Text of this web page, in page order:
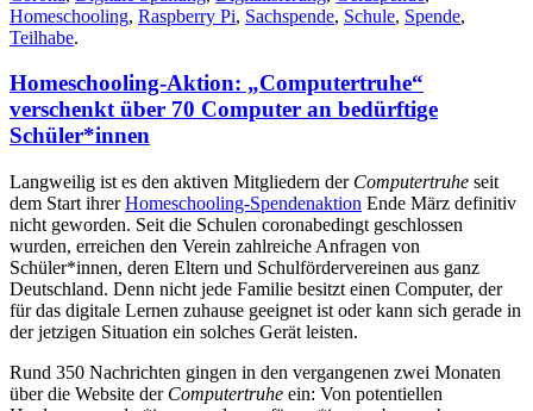
Homeschooling, Raspberry Pi, Sachspende, Schule, Spende,
Teilhabe.
Homeschooling-Aktion: „Computertruhe“
verschenkt über 70 Computer an bedürftige
Schüler*innen
Langweilig ist es den aktiven Mitgliedern der Computertruhe seit
dem Start ihrerHomeschooling-Spendenaktion Ende März definitiv
nicht geworden. Seit die Schulen coronabedingt geschlossen
wurden, erreichen den Verein zahlreiche Anfragen von
Schüler*innen, deren Eltern und Schulfördervereinen aus ganz
Deutschland. Denn nicht jede Familie besitzt einen Computer, der
für das digitale Lernen zuhause geeignet ist oder kann sich gerade in
der jetzigen Situation ein solches Gerät leisten.
Rund 350 Nachrichten gingen in den vergangenen zwei Monaten
über die Website der Computertruhe ein: Von potentiellen